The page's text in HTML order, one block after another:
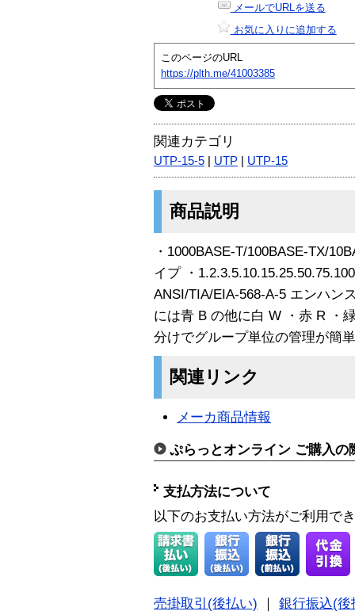
メールでURLを送る
お気に入りに追加する
このページのURL
https://plth.me/41003385
関連カテゴリ
UTP-15-5 UTP UTP-15
商品説明
・1000BASE-T/100BASE-TX/
イプ ・
ANSI/TIA/EIA-568-A-5 エンハン
には青 B の他に白 W ・赤 R ・
分けでグループ単位の管理が簡単
関連リンク
メーカ商品情報
ぷらっとオンライン ご購入の
支払方法について
以下のお支払い方法がご利用で
売掛取引(後払い)
銀行振込(後